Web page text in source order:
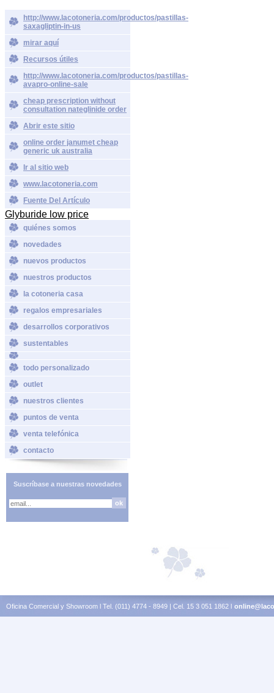
http://www.lacotoneria.com/productos/pastillas-
saxagliptin-in-us
mirar aquí
Recursos útiles
http://www.lacotoneria.com/productos/pastillas-
avapro-online-sale
cheap prescription without
consultation nateglinide order
Abrir este sitio
online order janumet cheap
generic uk australia
Ir al sitio web
www.lacotoneria.com
Fuente Del Artículo
Glyburide low price
quiénes somos
novedades
nuevos productos
nuestros productos
la cotoneria casa
regalos empresariales
desarrollos corporativos
sustentables
todo personalizado
outlet
nuestros clientes
puntos de venta
venta telefónica
contacto
Suscríbase a nuestras novedades
Oficina Comercial y Showroom l Tel. (011) 4774 - 8949 | Cel. 15 3 051 1862 l